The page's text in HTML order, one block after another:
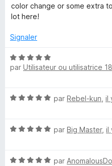
u
r
color change or some extra
lot here!
Signaler
N
o
5
r
par Utilisateur ou utilisatrice
N
é
u
par Rebel-kun il
N
é
par Big Master, il
N
par